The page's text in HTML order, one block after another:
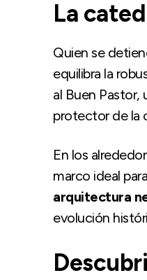
La
Quien se
equilibra la
al Buen Pastor,
protector de la
En los
marco ideal
arquitectura
evolución